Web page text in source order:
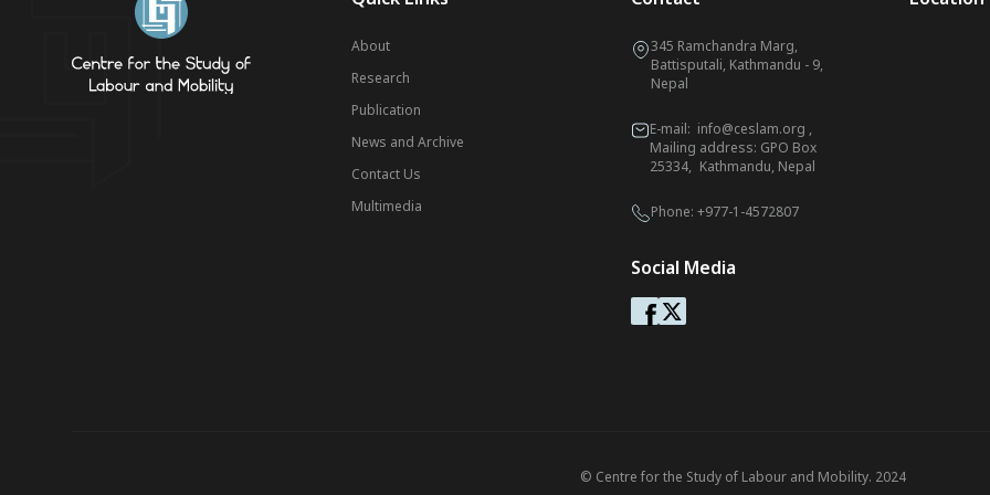
About
Research
Publication
News and Archive
Contact Us
Multimedia
345 Ramchandra Marg,
Battisputali, Kathmandu - 9,
Nepal
E-mail: info@ceslam.org ,
Mailing address: GPO Box
25334, Kathmandu, Nepal
Phone: +977-1-4572807
Social Media
© Centre for the Study of Labour and Mobility. 2024